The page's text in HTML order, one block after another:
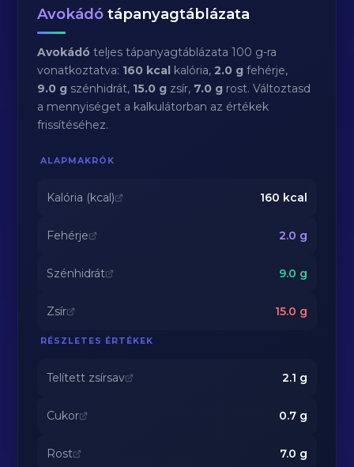
Avokádó tápanyagtáblázata
Avokádó teljes tápanyagtáblázata 100 g-ra
vonatkoztatva: 160 kcal kalória,2.0 g fehérje,
9.0 g szénhidrát, 15.0 g zsír, 7.0 g rost. Változtasd
a mennyiséget a kalkulátorban az értékek
frissítéséhez.
ALAPMAKRÓK
Kalória (kcal) 160 kcal
Fehérje 2.0 g
Szénhidrát 9.0 g
Zsír 15.0 g
RÉSZLETES ÉRTÉKEK
Telített zsírsav 2.1 g
Cukor 0.7g
Rost 7.0 g